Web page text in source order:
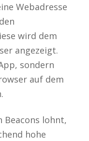
Webadresse
wird dem
angezeigt.
sondern
auf dem
Beacons lohnt,
hohe